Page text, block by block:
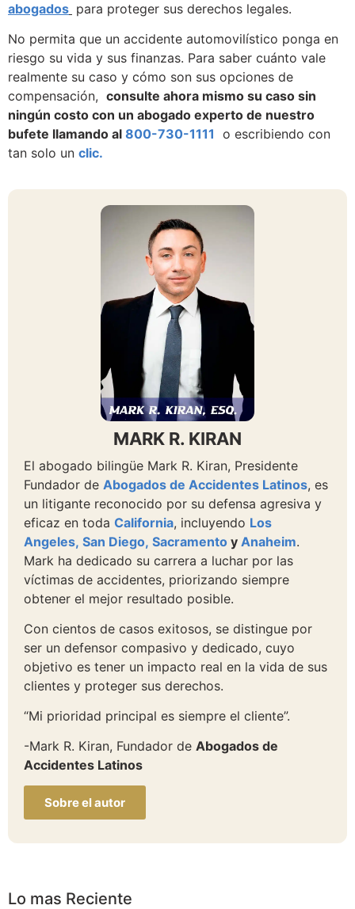
abogados para proteger sus derechos legales.
No permita que un accidente automovilístico ponga en
riesgo su vida y sus finanzas. Para saber cuánto vale
realmente su caso y cómo son sus opciones de
compensación, consulte ahora mismo su caso sin
ningún costo con un abogado experto de nuestro
bufete llamando al 800-730-1111 o escribiendo con
tan solo un clic.
MARK R. KIRAN
El abogado bilingüe Mark R. Kiran, Presidente
Fundador de Abogados de Accidentes Latinos, es
un litigante reconocido por su defensa agresiva y
eficaz en toda California, incluyendo Los
Angeles, San Diego, Sacramento y Anaheim.
Mark ha dedicado su carrera a luchar por las
víctimas de accidentes, priorizando siempre
obtener el mejor resultado posible.
Con cientos de casos exitosos, se distingue por
ser un defensor compasivo y dedicado, cuyo
objetivo es tener un impacto real en la vida de sus
clientes y proteger sus derechos.
“Mi prioridad principal es siempre el cliente”.
-Mark R. Kiran, Fundador de Abogados de
Accidentes Latinos
Sobre el autor
Lo mas Reciente